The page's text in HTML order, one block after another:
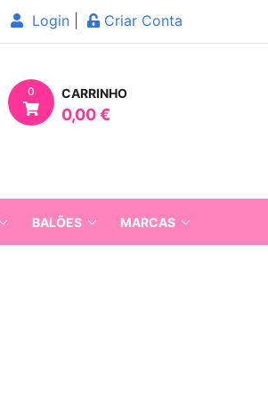
Login Criar Conta
0 CARRINHO
0,00 €
BALÕES MARCAS